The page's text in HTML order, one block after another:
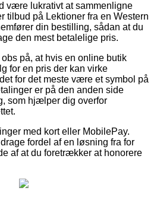
være lukrativt at sammenligne
tilbud på Lektioner fra en Western
din bestilling, sådan at du
den mest betalelige pris.
på, at hvis en online butik
for en pris der kan virke
for det meste være et symbol på
er på den anden side
som hjælper dig overfor
med kort eller MobilePay.
fordel af en løsning fra for
af at du foretrækker at honorere